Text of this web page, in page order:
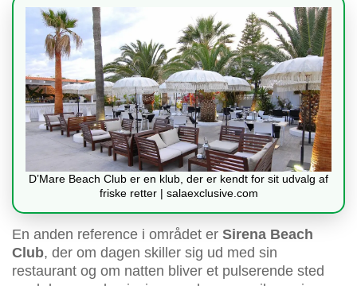
D’Mare Beach Club er en klub, der er kendt for sit udvalg af
friske retter | salaexclusive.com
En anden reference i området er Sirena Beach
Club, der om dagen skiller sig ud med sin
restaurant og om natten bliver et pulserende sted